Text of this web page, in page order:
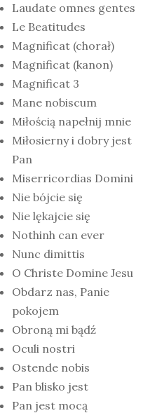
Laudate omnes gentes
Le Beatitudes
Magnificat (chorał)
Magnificat (kanon)
Magnificat 3
Mane nobiscum
Miłością napełnij mnie
Miłosierny i dobry jest
Pan
Miserricordias Domini
Nie bójcie się
Nie lękajcie się
Nothinh can ever
Nunc dimittis
O Christe Domine Jesu
Obdarz nas, Panie
pokojem
Obroną mi bądź
Oculi nostri
Ostende nobis
Pan blisko jest
Pan jest mocą